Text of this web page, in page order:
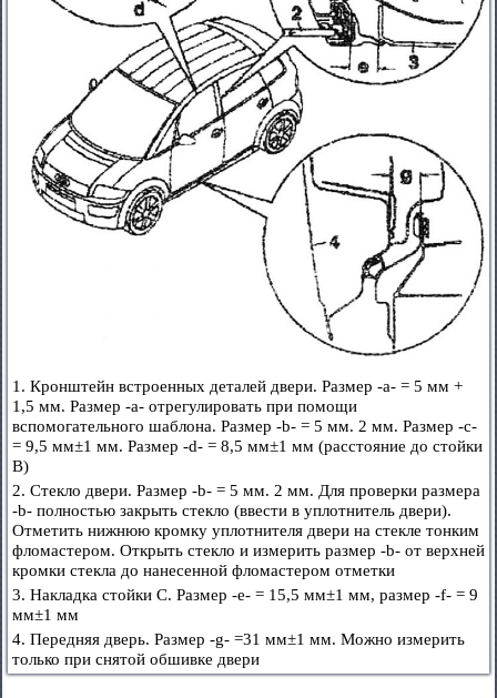
1. Кронштейн встроенных деталей двери. Размер -а- = 5 мм +
1,5 мм. Размер -а- отрегулировать при помощи
вспомогательного шаблона. Размер -b- = 5 мм. 2 мм. Размер -с-
= 9,5 мм±1 мм. Размер -d- = 8,5 мм±1 мм (расстояние до стойки
В)
2. Стекло двери. Размер -b- = 5 мм. 2 мм. Для проверки размера
-b- полностью закрыть стекло (ввести в уплотнитель двери).
Отметить нижнюю кромку уплотнителя двери на стекле тонким
фломастером. Открыть стекло и измерить размер -b- от верхней
кромки стекла до нанесенной фломастером отметки
3. Накладка стойки С. Размер -е- = 15,5 мм±1 мм, размер -f- = 9
мм±1 мм
4. Передняя дверь. Размер -g- =31 мм±1 мм. Можно измерить
только при снятой обшивке двери